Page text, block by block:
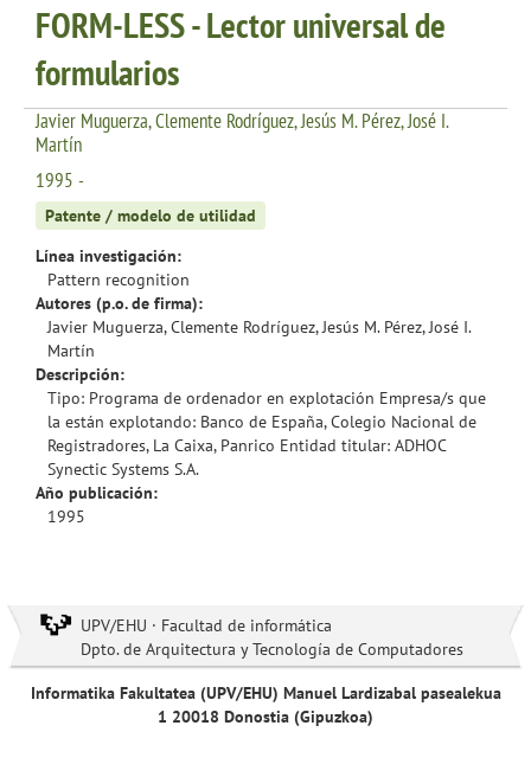
FORM-LESS - Lector universal de
formularios
Javier Muguerza, Clemente Rodríguez, Jesús M. Pérez, José I.
Martín
1995 -
Patente / modelo de utilidad
Línea investigación:
Pattern recognition
Autores (p.o. de firma):
Javier Muguerza, Clemente Rodríguez, Jesús M. Pérez, José I.
Martín
Descripción:
Tipo: Programa de ordenador en explotación Empresa/s que
la están explotando: Banco de España, Colegio Nacional de
Registradores, La Caixa, Panrico Entidad titular: ADHOC
Synectic Systems S.A.
Año publicación:
1995
UPV/EHU · Facultad de informática
Dpto. de Arquitectura y Tecnología de Computadores
Informatika Fakultatea (UPV/EHU) Manuel Lardizabal pasealekua
1 20018 Donostia (Gipuzkoa)